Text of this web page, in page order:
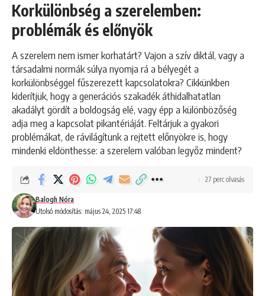
Korkülönbség a szerelemben:
problémák és előnyök
A szerelem nem ismer korhatárt? Vajon a szív diktál, vagy a
társadalmi normák súlya nyomja rá a bélyegét a
korkülönbséggel fűszerezett kapcsolatokra? Cikkünkben
kiderítjük, hogy a generációs szakadék áthidalhatatlan
akadályt gördít a boldogság elé, vagy épp a különbözőség
adja meg a kapcsolat pikantériáját. Feltárjuk a gyakori
problémákat, de rávilágítunk a rejtett előnyökre is, hogy
mindenki eldönthesse: a szerelem valóban legyőz mindent?
Utolsó módosítás: május 24, 2025 17:48
Balogh Nóra
27 perc olvasás